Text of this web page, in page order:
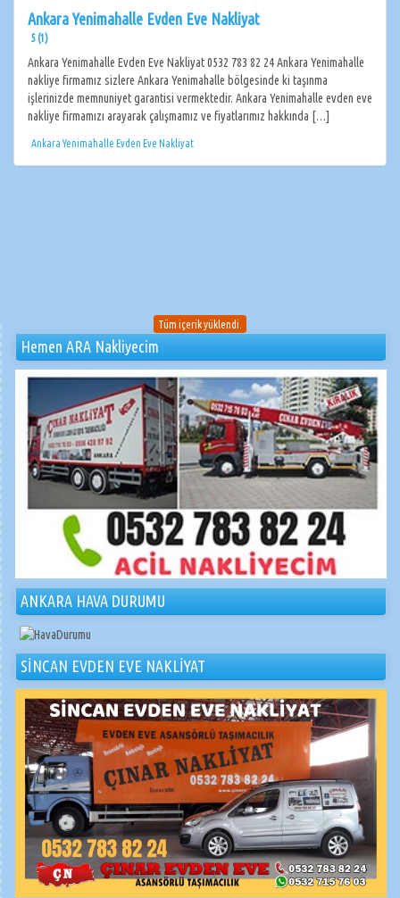
Ankara Yenimahalle Evden Eve Nakliyat
5 (1)
Ankara Yenimahalle Evden Eve Nakliyat 0532 783 82 24 Ankara Yenimahalle
nakliye firmamız sizlere Ankara Yenimahalle bölgesinde ki taşınma
işlerinizde memnuniyet garantisi vermektedir. Ankara Yenimahalle evden eve
nakliye firmamızı arayarak çalışmamız ve fiyatlarımız hakkında […]
Ankara Yenimahalle Evden Eve Nakliyat
Tüm içerik yüklendi.
Hemen ARA Nakliyecim
ANKARA HAVA DURUMU
SİNCAN EVDEN EVE NAKLİYAT